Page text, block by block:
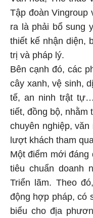
Tập đoàn Vingroup
ra là phải bổ sung
thiết kế nhận diện,
trị và pháp lý.
Bên cạnh đó, các
cây xanh, vệ sinh,
tế, an ninh trật
tiết, đồng bộ, nhằm
chuyên nghiệp,
lượt khách tham
Một điểm mới đáng
tiêu chuẩn doanh
Triển lãm. Theo
động hợp pháp, có
biểu cho địa